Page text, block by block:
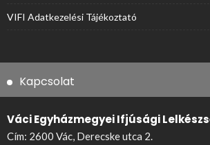
VIFI Adatkezelési Tájékoztató
Kapcsolat
Váci Egyházmegyei Ifjúsági
Cím: 2600 Vác, Derecske utca 2.